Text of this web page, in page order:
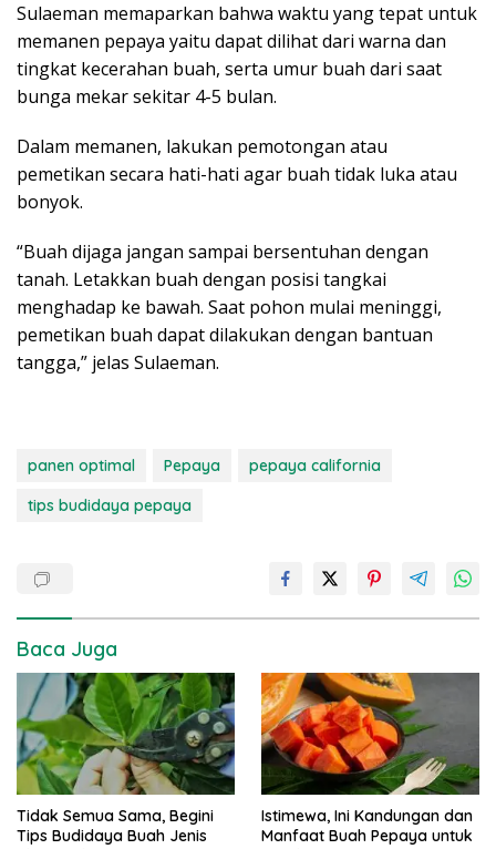
Sulaeman memaparkan bahwa waktu yang tepat untuk
memanen pepaya yaitu dapat dilihat dari warna dan
tingkat kecerahan buah, serta umur buah dari saat
bunga mekar sekitar 4-5 bulan.
Dalam memanen, lakukan pemotongan atau
pemetikan secara hati-hati agar buah tidak luka atau
bonyok.
“Buah dijaga jangan sampai bersentuhan dengan
tanah. Letakkan buah dengan posisi tangkai
menghadap ke bawah. Saat pohon mulai meninggi,
pemetikan buah dapat dilakukan dengan bantuan
tangga,” jelas Sulaeman.
panen optimal Pepaya
pepaya california
tips budidaya pepaya
Baca Juga
Tidak Semua Sama, Begini
Tips Budidaya Buah Jenis
Istimewa, Ini Kandungan dan
Manfaat Buah Pepaya untuk